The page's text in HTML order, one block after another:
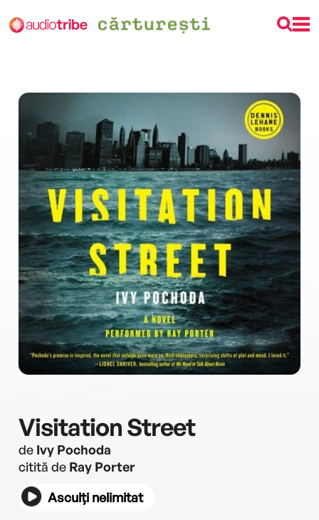
Visitation Street
de Ivy Pochoda
citită de Ray Porter
Asculți nelimitat